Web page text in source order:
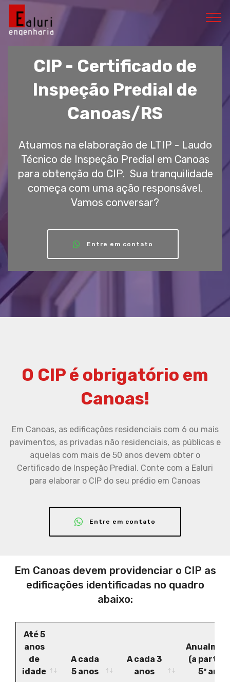
CIP - Certificado de
Inspeção Predial de
Canoas/RS
Atuamos na elaboração de LTIP - Laudo
Técnico de Inspeção Predial em Canoas
para obtenção do CIP. Sua tranquilidade
começa com uma ação responsável.
Vamos conversar?
Entre em contato
O CIP é obrigatório em
Canoas!
Em Canoas, as edificações residenciais com 6 ou mais
pavimentos, as privadas não residenciais, as públicas e
aquelas com mais de 50 anos devem obter o
Certificado de Inspeção Predial. Conte com a Ealuri
para elaborar o CIP do seu prédio em Canoas
Entre em contato
Em Canoas devem providenciar o CIP as
edificações identificadas no quadro
abaixo:
Até 5
anos
de
idade
A cada
5 anos
A cada 3
anos
(a partir
5º ano)